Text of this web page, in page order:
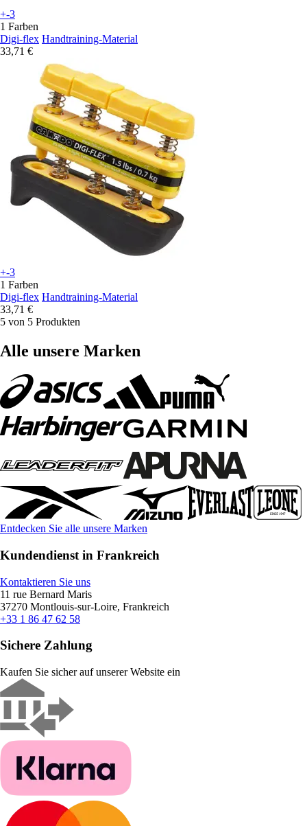
+-3
1 Farben
Digi-flex Handtraining-Material
33,71 €
+-3
1 Farben
Digi-flex Handtraining-Material
33,71 €
5 von 5 Produkten
Alle unsere Marken
Entdecken Sie alle unsere Marken
Kundendienst in Frankreich
Kontaktieren Sie uns
11 rue Bernard Maris
37270 Montlouis-sur-Loire, Frankreich
+33 1 86 47 62 58
Sichere Zahlung
Kaufen Sie sicher auf unserer Website ein